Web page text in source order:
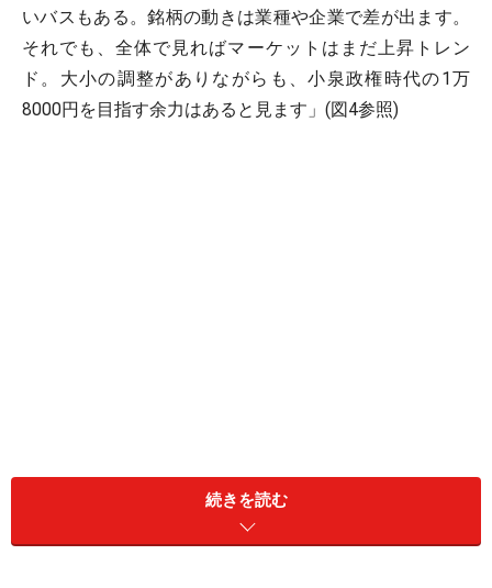
いバスもある。銘柄の動きは業種や企業で差が出ます。
それでも、全体で見ればマーケットはまだ上昇トレン
ド。大小の調整がありながらも、小泉政権時代の1万
8000円を目指す余力はあると見ます」(図4参照)
続きを読む